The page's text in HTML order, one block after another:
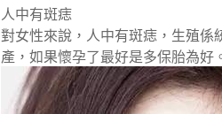
人中有斑痣
對女性來說，人中有斑痣，生殖係
產，如果懷孕了最好是多保胎為好